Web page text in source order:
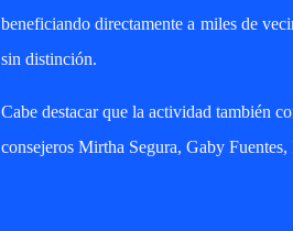
beneficiando directamente a miles de
sin distinción.
Cabe destacar que la actividad también
consejeros Mirtha Segura, Gaby